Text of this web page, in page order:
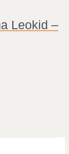
Leokid –